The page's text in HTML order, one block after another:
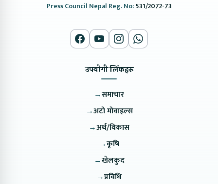
Press Council Nepal Reg. No:531/2072-73
उपयोगी लिंकहरु
→समाचार
→अटो मोवाइल्स
→अर्थ/विकास
→कृषि
→खेलकुद
→प्रविधि